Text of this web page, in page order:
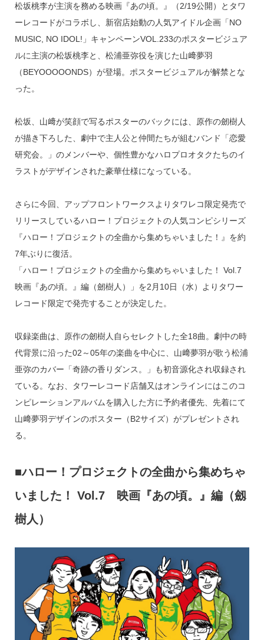
e
a
d
s
e
n
a
e
c
e
b
o
松坂桃李が主演を務める映画『あの頃。』（2/19公開）とタワ
ーレコードがコラボし、新宿店始動の人気アイドル企画「NO
MUSIC, NO IDOL!」キャンペーンVOL.233のポスタービジュア
ルに主演の松坂桃李と、松浦亜弥役を演じた山﨑夢羽
（BEYOOOOONDS）が登場。ポスタービジュアルが解禁とな
った。
松坂、山﨑が笑顔で写るポスターのバックには、原作の劒樹人
が描き下ろした、劇中で主人公と仲間たちが組むバンド「恋愛
研究会。」のメンバーや、個性豊かなハロプロオタクたちのイ
ラストがデザインされた豪華仕様になっている。
さらに今回、アップフロントワークスよりタワレコ限定発売で
リリースしているハロー！プロジェクトの人気コンピシリーズ
『ハロー！プロジェクトの全曲から集めちゃいました！』を約
7年ぶりに復活。
「ハロー！プロジェクトの全曲から集めちゃいました！ Vol.7
映画『あの頃。』編（劒樹人）」を2月10日（水）よりタワー
レコード限定で発売することが決定した。
収録楽曲は、原作の劒樹人自らセレクトした全18曲。劇中の時
代背景に沿った02～05年の楽曲を中心に、山﨑夢羽が歌う松浦
亜弥のカバー「奇跡の香りダンス。」も初音源化され収録され
ている。なお、タワーレコード店舗又はオンラインにはこのコ
ンピレーションアルバムを購入した方に予約者優先、先着にて
山﨑夢羽デザインのポスター（B2サイズ）がプレゼントされ
る。
■ハロー！プロジェクトの全曲から集めちゃ
いました！ Vol.7 映画『あの頃。』編（劔
樹人）